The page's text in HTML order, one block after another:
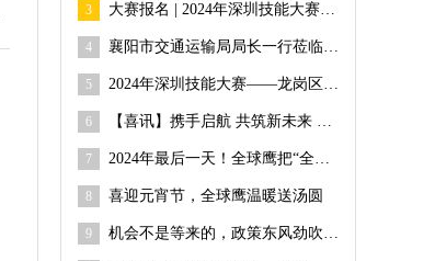
3 大赛报名 | 2024年深圳技能大赛——龙岗区无人机驾驶员职业技能竞赛开始报名啦~
4 襄阳市交通运输局局长一行莅临全球鹰无人机基地考察合作，共探合作新机遇
5 2024年深圳技能大赛——龙岗区无人机驾驶员职业技能竞赛等你来参与，速戳→
6 【喜讯】携手启航 共筑新未来 全球鹰湖南衡阳大浦培训基地揭牌！
7 2024年最后一天！全球鹰把“全国无人机飞手培训”四项大奖包圆啦
8 喜迎元宵节，全球鹰温暖送汤圆
9 机会不是等来的，政策东风劲吹 “低空经济”迎来黄金机遇期 |全球鹰241期无人机考证开班仪式